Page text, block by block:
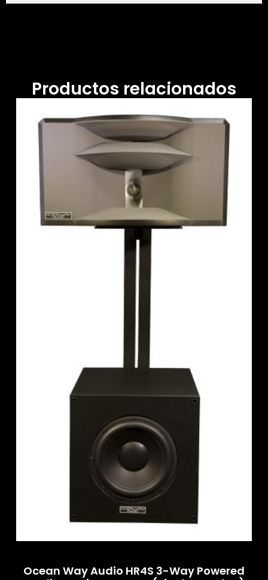
Productos relacionados
Ocean Way Audio HR4S 3-Way Powered